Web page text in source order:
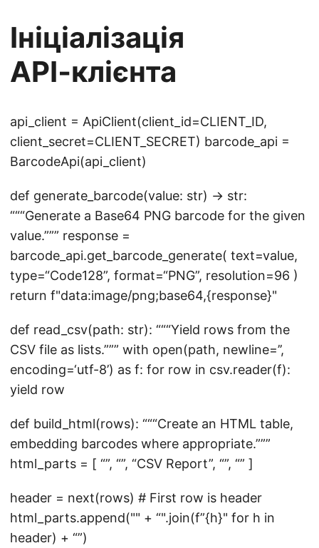
Ініціалізація
API‑клієнта
api_client = ApiClient(client_id=CLIENT_ID,
client_secret=CLIENT_SECRET) barcode_api =
BarcodeApi(api_client)
def generate_barcode(value: str) -> str:
“““Generate a Base64 PNG barcode for the given
value.””” response =
barcode_api.get_barcode_generate( text=value,
type=“Code128”, format=“PNG”, resolution=96 )
return f"data:image/png;base64,{response}"
def read_csv(path: str): “““Yield rows from the
CSV file as lists.””” with open(path, newline=’’,
encoding=‘utf-8’) as f: for row in csv.reader(f):
yield row
def build_html(rows): “““Create an HTML table,
embedding barcodes where appropriate.”””
html_parts = [ “”, “”, “CSV Report”, “”, “” ]
header = next(rows) # First row is header
html_parts.append("" + “".join(f”{h}" for h in
header) + “”)